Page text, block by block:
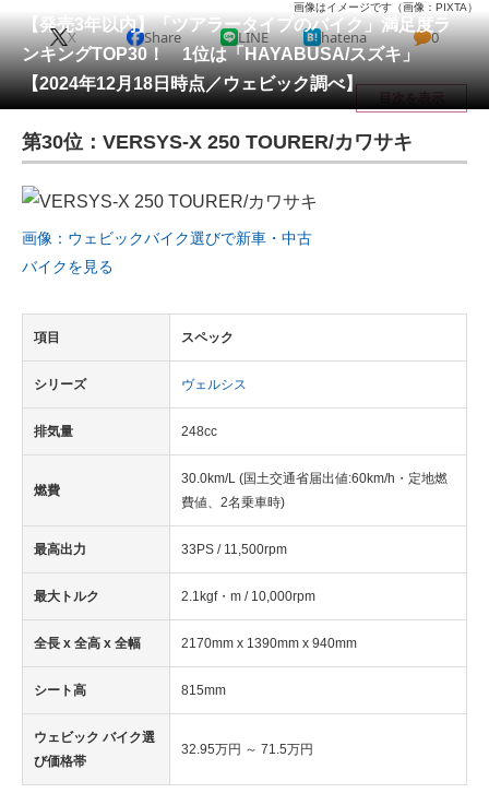
会員記事
メディア
注目記事を集めた総合ページ
ITの今と未来を見通す
スマホと通信の最新トレンド
ビジネスと働き方のヒント
企業ITのトレンドを詳説
経営リーダーのコミュニティ
モノづくり技術者専門サイト
【発売3年以内】「ツアラータイプのバイク」満足度ラ
ンキングTOP30！ 1位は「HAYABUSA/スズキ」
【2024年12月18日時点／ウェビック調べ】
画像はイメージです（画像：PIXTA）
X Share LINE hatena 0
目次を表示
第30位：VERSYS-X 250 TOURER/カワサキ
画像：ウェビックバイク選びで新車・中古
バイクを見る
項目 スペック
シリーズ ヴェルシス
排気量 248cc
燃費
30.0km/L (国土交通省届出値:60km/h・定地燃
費値、2名乗車時)
最高出力 33PS / 11,500rpm
最大トルク 2.1kgf・m / 10,000rpm
全長 x 全高 x 全幅 2170mm x 1390mm x 940mm
シート高 815mm
ウェビック バイク選
び価格帯
32.95万円 ～ 71.5万円